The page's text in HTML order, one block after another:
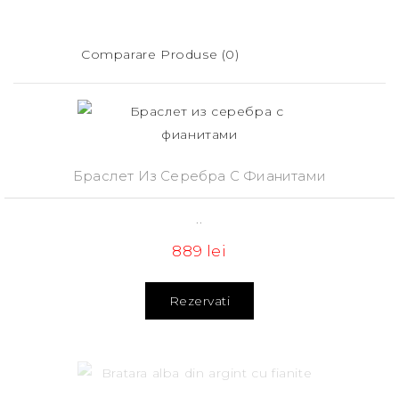
Comparare Produse (0)
Браслет Из Серебра С Фианитами
..
889 lei
Rezervati